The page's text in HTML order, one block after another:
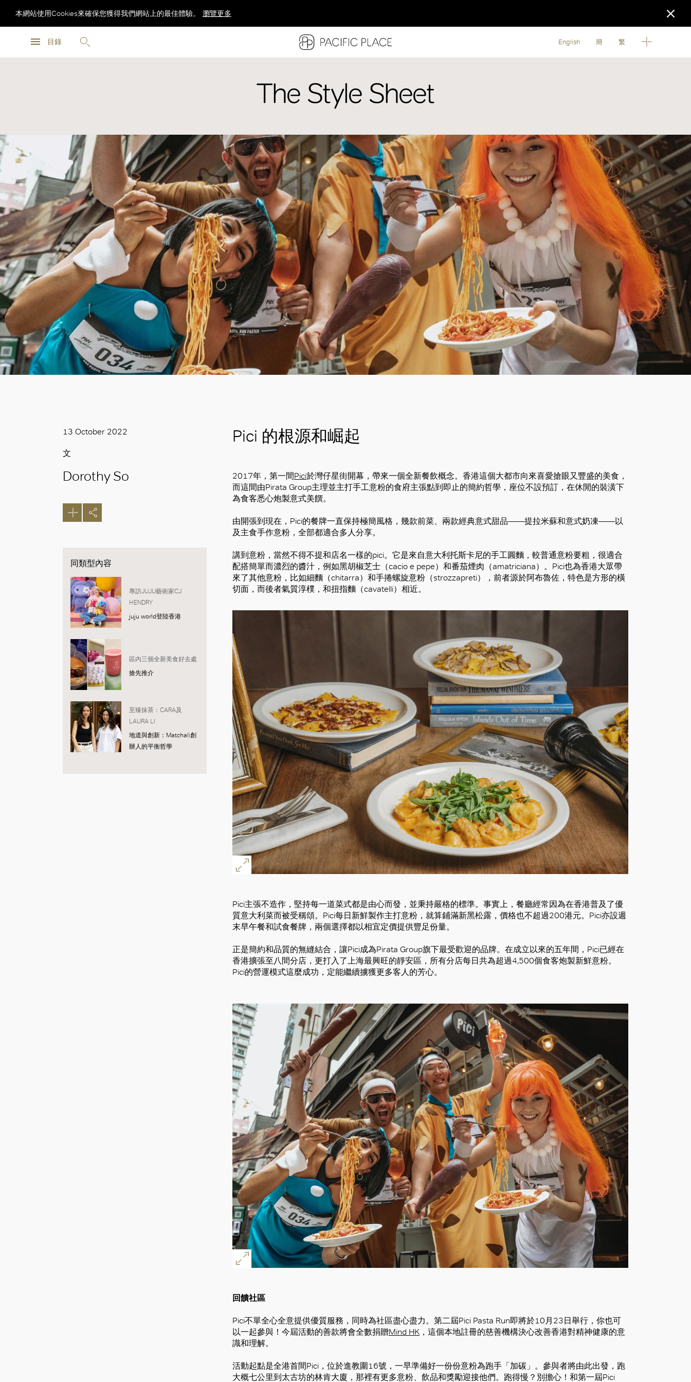
目錄
本網站使用Cookies來確保您獲得我們網站上的最佳體驗。 瀏覽更多
English 簡 繁
The Style Sheet
13 October 2022
文
Dorothy So
同類型內容
專訪JUJU藝術家CJ
HENDRY
juju world登陸香港
區內三個全新美食好去處
搶先推介
至臻抹茶：CARA及
LAURA LI
地道與創新：Matchali創
辦人的平衡哲學
Pici 的根源和崛起
2017年，第一間Pici於灣仔星街開幕，帶來一個全新餐飲概念。香港這個大都市向來喜愛搶眼又豐盛的美食，
而這間由Pirata Group主理並主打手工意粉的食府主張點到即止的簡約哲學，座位不設預訂，在休閒的裝潢下
為食客悉心炮製意式美饌。
由開張到現在，Pici的餐牌一直保持極簡風格，幾款前菜、兩款經典意式甜品——提拉米蘇和意式奶凍——以
及主食手作意粉，全部都適合多人分享。
講到意粉，當然不得不提和店名一樣的pici。它是來自意大利托斯卡尼的手工圓麵，較普通意粉要粗，很適合
配搭簡單而濃烈的醬汁，例如黑胡椒芝士（cacio e pepe）和番茄煙肉（amatriciana）。Pici也為香港大眾帶
來了其他意粉，比如細麵（chitarra）和手捲螺旋意粉（strozzapreti），前者源於阿布魯佐，特色是方形的橫
切面，而後者氣質淳樸，和扭指麵（cavatelli）相近。
Pici主張不造作，堅持每一道菜式都是由心而發，並秉持嚴格的標準。事實上，餐廳經常因為在香港普及了優
質意大利菜而被受稱頌。Pici每日新鮮製作主打意粉，就算鋪滿新黑松露，價格也不超過200港元。Pici亦設週
末早午餐和試食餐牌，兩個選擇都以相宜定價提供豐足份量。
正是簡約和品質的無縫結合，讓Pici成為Pirata Group旗下最受歡迎的品牌。在成立以來的五年間，Pici已經在
香港擴張至八間分店，更打入了上海最興旺的靜安區，所有分店每日共為超過4,500個食客炮製新鮮意粉。
Pici的營運模式這麼成功，定能繼續擄獲更多客人的芳心。
回饋社區
Pici不單全心全意提供優質服務，同時為社區盡心盡力。第二屆Pici Pasta Run即將於10月23日舉行，你也可
以一起參與！今屆活動的善款將會全數捐贈Mind HK ，這個本地註冊的慈善機構決心改善香港對精神健康的意
識和理解。
活動起點是全港首間Pici，位於進教圍16號，一早準備好一份份意粉為跑手「加碳」。參與者將由此出發，跑
大概七公里到太古坊的林肯大廈，那裡有更多意粉、飲品和獎勵迎接他們。跑得慢？別擔心！和第一屆Pici
好